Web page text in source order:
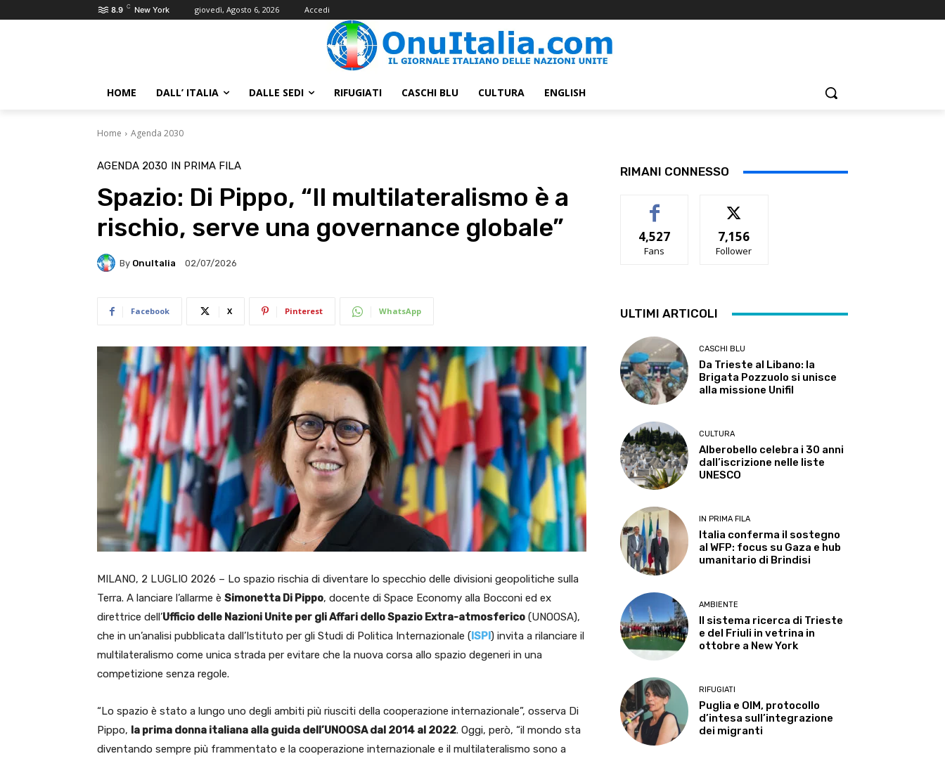
8.9 C New York giovedì, Agosto 6, 2026 Accedi
HOME DALL’ ITALIA DALLE SEDI RIFUGIATI CASCHI BLU CULTURA ENGLISH
Home Agenda 2030
AGENDA 2030 IN PRIMA FILA
Spazio: Di Pippo, “Il multilateralismo è a
rischio, serve una governance globale”
By OnuItalia 02/07/2026
Facebook X Pinterest WhatsApp
MILANO, 2 LUGLIO 2026 – Lo spazio rischia di diventare lo specchio delle divisioni geopolitiche sulla
Terra. A lanciare l’allarme è Simonetta Di Pippo, docente di Space Economy alla Bocconi ed ex
direttrice dell’Ufficio delle Nazioni Unite per gli Affari dello Spazio Extra-atmosferico (UNOOSA),
che in un’analisi pubblicata dall’Istituto per gli Studi di Politica Internazionale (ISPI) invita a rilanciare il
multilateralismo come unica strada per evitare che la nuova corsa allo spazio degeneri in una
competizione senza regole.
“Lo spazio è stato a lungo uno degli ambiti più riusciti della cooperazione internazionale”, osserva Di
Pippo, la prima donna italiana alla guida dell’UNOOSA dal 2014 al 2022. Oggi, però, “il mondo sta
diventando sempre più frammentato e la cooperazione internazionale e il multilateralismo sono a
RIMANI CONNESSO
4,527
Fans
7,156
Follower
ULTIMI ARTICOLI
CASCHI BLU
Da Trieste al Libano: la
Brigata Pozzuolo si unisce
alla missione Unifil
CULTURA
Alberobello celebra i 30 anni
dall’iscrizione nelle liste
UNESCO
IN PRIMA FILA
Italia conferma il sostegno
al WFP: focus su Gaza e hub
umanitario di Brindisi
AMBIENTE
Il sistema ricerca di Trieste
e del Friuli in vetrina in
ottobre a New York
RIFUGIATI
Puglia e OIM, protocollo
d’intesa sull’integrazione
dei migranti